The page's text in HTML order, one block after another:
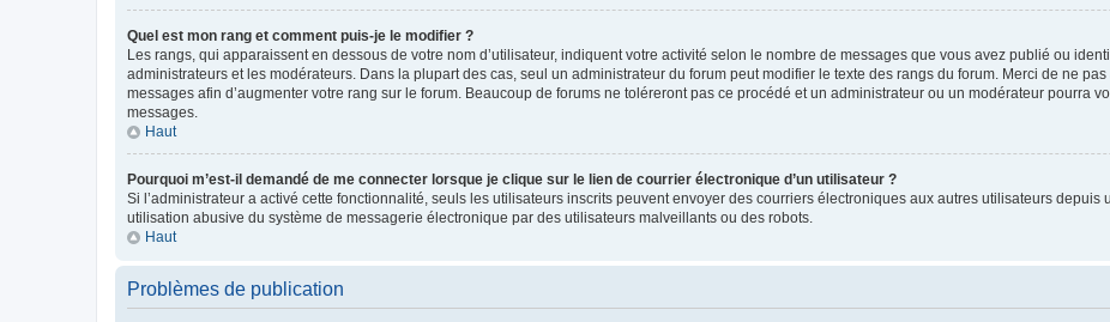
Quel est mon rang et comment puis-je le modifier ?
Les rangs, qui apparaissent en dessous de votre nom d’utilisateur, indiquent votre activité selon le nombre de messages que vous avez publié ou
administrateurs et les modérateurs. Dans la plupart des cas, seul un administrateur du forum peut modifier le texte des rangs du forum. Merci de ne
messages afin d’augmenter votre rang sur le forum. Beaucoup de forums ne toléreront pas ce procédé et un administrateur ou un modérateur pourra
messages.
Haut
Pourquoi m’est-il demandé de me connecter lorsque je clique sur le lien de courrier électronique d’un utilisateur ?
Si l’administrateur a activé cette fonctionnalité, seuls les utilisateurs inscrits peuvent envoyer des courriers électroniques aux autres utilisateurs depuis
utilisation abusive du système de messagerie électronique par des utilisateurs malveillants ou des robots.
Haut
Problèmes de publication